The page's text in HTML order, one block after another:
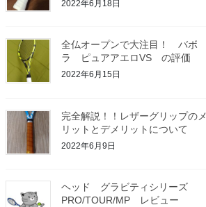
2022年6月18日
全仏オープンで大注目！ バボ
ラ ピュアアエロVS の評価
2022年6月15日
完全解説！！レザーグリップのメ
リットとデメリットについて
2022年6月9日
ヘッド グラビティシリーズ
PRO/TOUR/MP レビュー